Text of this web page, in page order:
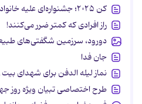
کن ۲۰۲۵؛ جشنواره‌ای علیه خانواده
راز افرادی که کمتر ضرر می‌کنند!
دورود، سرزمین شگفتی‌های
جان فدا
نماز لیله الدفن برای شهدای
طرح اختصاصی تبیان ویژه روز